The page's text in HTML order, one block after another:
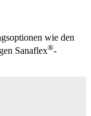
wie den
Sanaflex®-